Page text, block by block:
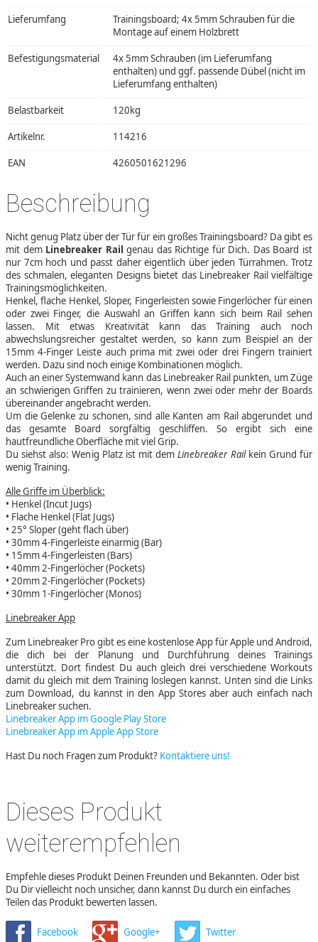
Lieferumfang
Trainingsboard; 4x 5mm Schrauben für die
Montage auf einem Holzbrett
Befestigungsmaterial
4x 5mm Schrauben (im Lieferumfang
enthalten) und ggf. passende Dübel (nicht im
Lieferumfang enthalten)
Belastbarkeit 120kg
Artikelnr. 114216
EAN 4260501621296
Beschreibung
Nicht genug Platz über der Tür für ein großes Trainingsboard? Da gibt es
mit dem Linebreaker Rail genau das Richtige für Dich. Das Board ist
nur 7cm hoch und passt daher eigentlich über jeden Türrahmen. Trotz
des schmalen, eleganten Designs bietet das Linebreaker Rail vielfältige
Trainingsmöglichkeiten.
Henkel, flache Henkel, Sloper, Fingerleisten sowie Fingerlöcher für einen
oder zwei Finger, die Auswahl an Griffen kann sich beim Rail sehen
lassen. Mit etwas Kreativität kann das Training auch noch
abwechslungsreicher gestaltet werden, so kann zum Beispiel an der
15mm 4-Finger Leiste auch prima mit zwei oder drei Fingern trainiert
werden. Dazu sind noch einige Kombinationen möglich.
Auch an einer Systemwand kann das Linebreaker Rail punkten, um Züge
an schwierigen Griffen zu trainieren, wenn zwei oder mehr der Boards
übereinander angebracht werden.
Um die Gelenke zu schonen, sind alle Kanten am Rail abgerundet und
das gesamte Board sorgfältig geschliffen. So ergibt sich eine
hautfreundliche Oberfläche mit viel Grip.
Du siehst also: Wenig Platz ist mit demLinebreaker Railkein Grund für
wenig Training.
Alle Griffe im Überblick:
• Henkel (Incut Jugs)
• Flache Henkel (Flat Jugs)
• 25° Sloper (geht flach über)
• 30mm 4-Fingerleiste einarmig (Bar)
• 15mm 4-Fingerleisten (Bars)
• 40mm 2-Fingerlöcher (Pockets)
• 20mm 2-Fingerlöcher (Pockets)
• 30mm 1-Fingerlöcher (Monos)
Linebreaker App
Zum Linebreaker Pro gibt es eine kostenlose App für Apple und Android,
die dich bei der Planung und Durchführung deines Trainings
unterstützt. Dort findest Du auch gleich drei verschiedene Workouts
damit du gleich mit dem Training loslegen kannst. Unten sind die Links
zum Download, du kannst in den App Stores aber auch einfach nach
Linebreaker suchen.
Linebreaker App im Google Play Store
Linebreaker App im Apple App Store
Hast Du noch Fragen zum Produkt? Kontaktiere uns!
Dieses Produkt
weiterempfehlen
Empfehle dieses Produkt Deinen Freunden und Bekannten. Oder bist
Du Dir vielleicht noch unsicher, dann kannst Du durch ein einfaches
Teilen das Produkt bewerten lassen.
Facebook Google+ Twitter